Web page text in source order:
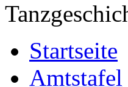
Startseite
Amtstafel